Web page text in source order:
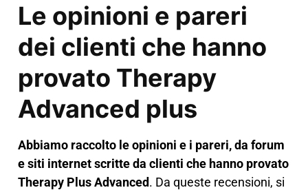
Le opinioni e pareri
dei clienti che hanno
provato Therapy
Advanced plus
Abbiamo raccolto le opinioni e i pareri, da forum
e siti internet scritte da clienti che hanno provato
Therapy Plus Advanced. Da queste recensioni, si